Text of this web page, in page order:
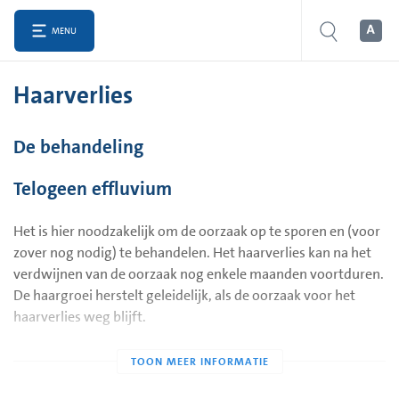
MENU
Haarverlies
De behandeling
Telogeen effluvium
Het is hier noodzakelijk om de oorzaak op te sporen en (voor
zover nog nodig) te behandelen. Het haarverlies kan na het
verdwijnen van de oorzaak nog enkele maanden voortduren.
De haargroei herstelt geleidelijk, als de oorzaak voor het
haarverlies weg blijft.
Alopecia androgenetica